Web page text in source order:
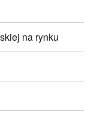
na rynku